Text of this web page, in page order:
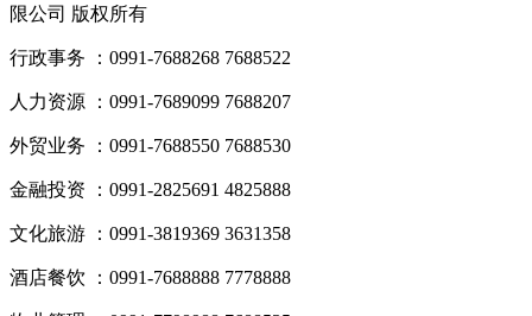
限公司 版权所有
行政事务 ：0991-7688268 7688522
人力资源 ：0991-7689099 7688207
外贸业务 ：0991-7688550 7688530
金融投资 ：0991-2825691 4825888
文化旅游 ：0991-3819369 3631358
酒店餐饮 ：0991-7688888 7778888